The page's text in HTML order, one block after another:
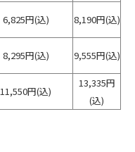
6,825円(込) 8,190円(込)
8,295円(込) 9,555円(込)
11,550円(込)
13,335円
(込)